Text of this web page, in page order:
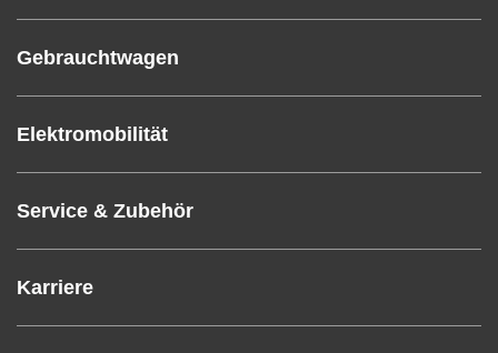
Gebrauchtwagen
Elektromobilität
Service & Zubehör
Karriere